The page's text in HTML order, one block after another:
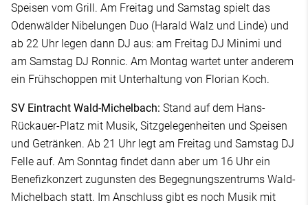
Speisen vom Grill. Am Freitag und Samstag spielt das
Odenwälder Nibelungen Duo (Harald Walz und Linde) und
ab 22 Uhr legen dann DJ aus: am Freitag DJ Minimi und
am Samstag DJ Ronnic. Am Montag wartet unter anderem
ein Frühschoppen mit Unterhaltung von Florian Koch.
SV Eintracht Wald-Michelbach: Stand auf dem Hans-
Rückauer-Platz mit Musik, Sitzgelegenheiten und Speisen
und Getränken. Ab 21 Uhr legt am Freitag und Samstag DJ
Felle auf. Am Sonntag findet dann aber um 16 Uhr ein
Benefizkonzert zugunsten des Begegnungszentrums Wald-
Michelbach statt. Im Anschluss gibt es noch Musik mit